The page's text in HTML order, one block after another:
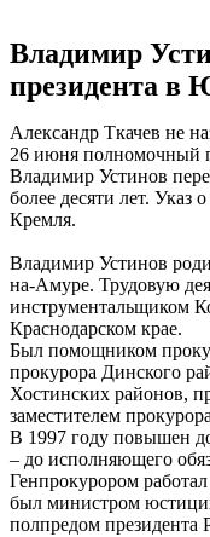
Владимир
президента
Александр Ткачев не
26 июня полномочный
Владимир Устинов
более десяти лет. Указ
Кремля.
Владимир Устинов
на-Амуре. Трудовую
инструментальщиком
Краснодарском крае.
Был помощником
прокурора Динского
Хостинских районов,
заместителем
В 1997 году повышен
– до исполняющего
Генпрокурором
был министром
полпредом